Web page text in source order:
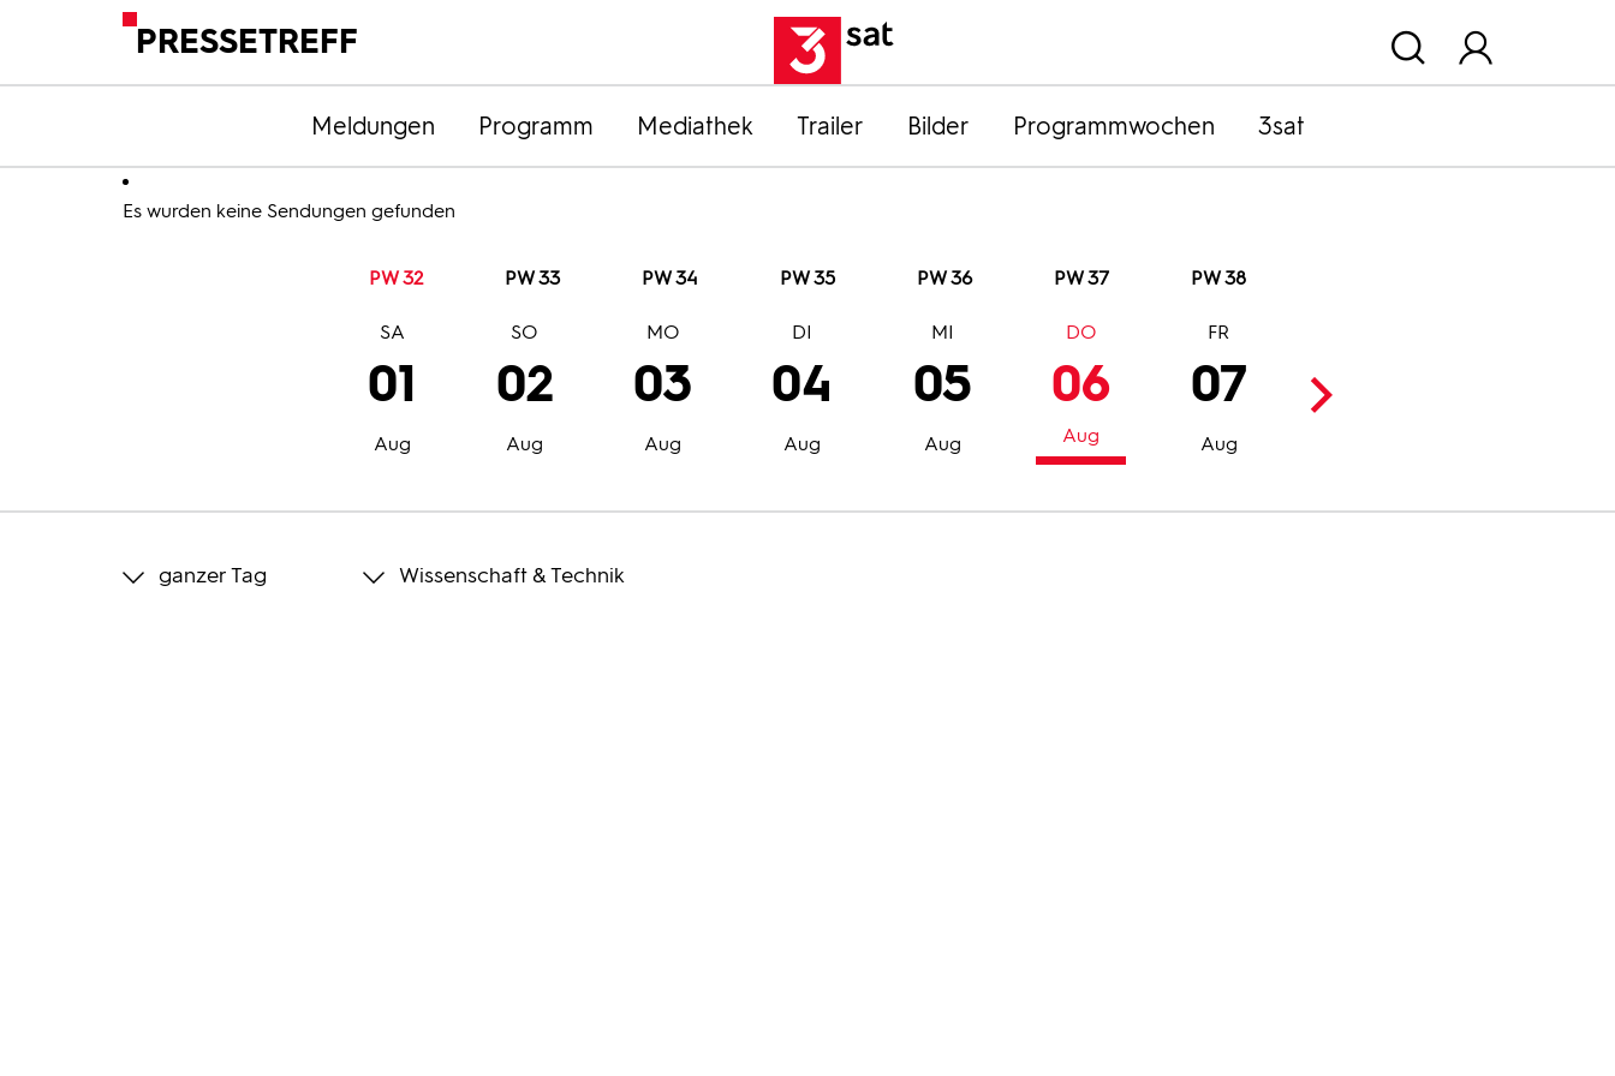
PRESSETREFF
Meldungen Programm Mediathek Trailer Bilder Programmwochen 3sat
Es wurden keine Sendungen gefunden
PW 32 PW 33 PW 34 PW 35 PW 36 PW 37 PW 38
01
Aug
SA
02
Aug
SO
03
Aug
MO
04
Aug
DI
05
Aug
MI
06
Aug
DO
07
Aug
FR
08
ganzer Tag Wissenschaft & Technik